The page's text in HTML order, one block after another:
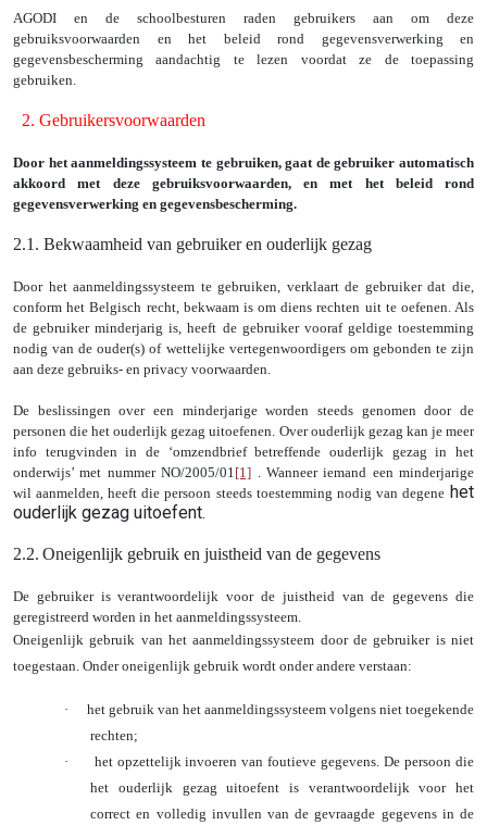
AGODI en de schoolbesturen raden gebruikers aan om deze
gebruiksvoorwaarden en het beleid rond gegevensverwerking en
gegevensbescherming aandachtig te lezen voordat ze de toepassing
gebruiken.
2. Gebruikersvoorwaarden
Door het aanmeldingssysteem te gebruiken, gaat de gebruiker automatisch
akkoord met deze gebruiksvoorwaarden, en met het beleid rond
gegevensverwerking en gegevensbescherming.
2.1. Bekwaamheid van gebruiker en ouderlijk gezag
Door het aanmeldingssysteem te gebruiken, verklaart de gebruiker dat die,
conform het Belgisch recht, bekwaam is om diens rechten uit te oefenen. Als
de gebruiker minderjarig is, heeft de gebruiker vooraf geldige toestemming
nodig van de ouder(s) of wettelijke vertegenwoordigers om gebonden te zijn
aan deze gebruiks- en privacy voorwaarden.
De beslissingen over een minderjarige worden steeds genomen door de
personen die het ouderlijk gezag uitoefenen. Over ouderlijk gezag kan je meer
info terugvinden in de ‘omzendbrief betreffende ouderlijk gezag in het
onderwijs’ met nummer NO/2005/01[1] . Wanneer iemand een minderjarige
wil aanmelden, heeft die persoon steeds toestemming nodig van degenehet
ouderlijk gezag uitoefent.
2.2. Oneigenlijk gebruik en juistheid van de gegevens
De gebruiker is verantwoordelijk voor de juistheid van de gegevens die
geregistreerd worden in het aanmeldingssysteem.
Oneigenlijk gebruik van het aanmeldingssysteem door de gebruiker is niet
toegestaan. Onder oneigenlijk gebruik wordt onder andere verstaan:
·
het gebruik van het aanmeldingssysteem volgens niet toegekende
rechten;
·
het opzettelijk invoeren van foutieve gegevens.De persoon die
het ouderlijk gezag uitoefent is verantwoordelijk voor het
correct en volledig invullen van de gevraagde gegevens in de